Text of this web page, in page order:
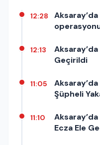
12:28
Aksaray’da
12:13
Geçirildi
11:05
Şüpheli
11:10
Ecza Ele